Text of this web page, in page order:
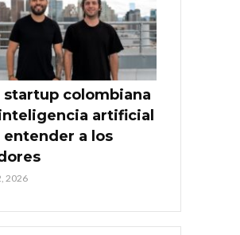
startup colombiana
artificial
entender a los
2026